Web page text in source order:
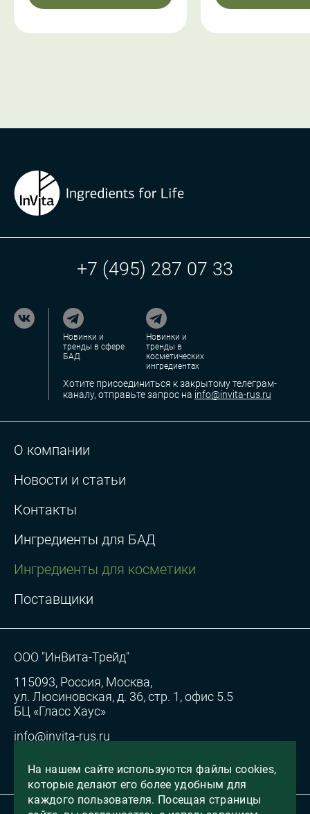
+7 (495) 287 07 33
Новинки и
тренды в сфере
БАД
Новинки и
тренды в
косметических
ингредиентах
Хотите присоединиться к закрытому телеграм-
каналу, отправьте запрос на info@invita-rus.ru
О компании
Новости и статьи
Контакты
Ингредиенты для БАД
Ингредиенты для косметики
Поставщики
ООО "ИнВита-Трейд"
115093, Россия, Москва,
ул. Люсиновская, д. 36, стр. 1, офис 5.5
БЦ «Гласс Хаус»
info@invita-rus.ru
Согласие на обработку персональных данных
На нашем сайте используются файлы cookies,
которые делают его более удобным для
каждого пользователя. Посещая страницы